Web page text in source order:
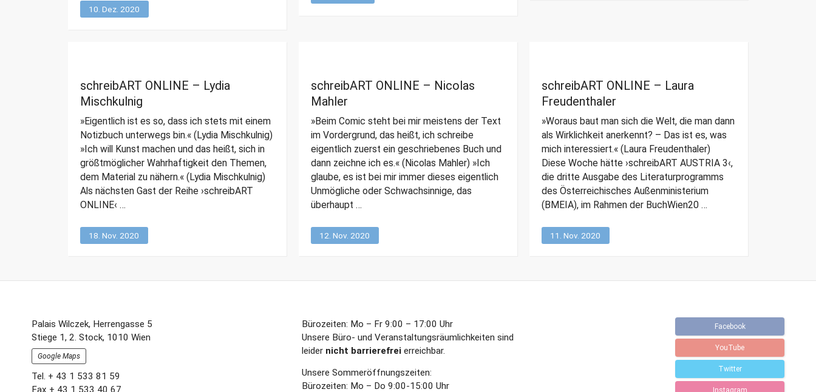
10. Dez. 2020
schreibART ONLINE – Lydia
Mischkulnig
»Eigentlich ist es so, dass ich stets mit einem
Notizbuch unterwegs bin.« (Lydia Mischkulnig)
»Ich will Kunst machen und das heißt, sich in
größtmöglicher Wahrhaftigkeit den Themen,
dem Material zu nähern.« (Lydia Mischkulnig)
Als nächsten Gast der Reihe ›schreibART
ONLINE‹ …
18. Nov. 2020
schreibART ONLINE – Nicolas
Mahler
»Beim Comic steht bei mir meistens der Text
im Vordergrund, das heißt, ich schreibe
eigentlich zuerst ein geschriebenes Buch und
dann zeichne ich es.« (Nicolas Mahler) »Ich
glaube, es ist bei mir immer dieses eigentlich
Unmögliche oder Schwachsinnige, das
überhaupt …
12. Nov. 2020
schreibART ONLINE – Laura
Freudenthaler
»Woraus baut man sich die Welt, die man dann
als Wirklichkeit anerkennt? – Das ist es, was
mich interessiert.« (Laura Freudenthaler)
Diese Woche hätte ›schreibART AUSTRIA 3‹,
die dritte Ausgabe des Literaturprogramms
des Österreichisches Außenministerium
(BMEIA), im Rahmen der BuchWien20 …
11. Nov. 2020
Footer-
Section
Palais Wilczek, Herrengasse 5
Stiege 1, 2. Stock, 1010 Wien
Google Maps
Tel. + 43 1 533 81 59
Fax + 43 1 533 40 67
Bürozeiten: Mo – Fr 9:00 – 17:00 Uhr
Unsere Büro- und Veranstaltungsräumlichkeiten sind
leider nicht barrierefrei erreichbar.
Unsere Sommeröffnungszeiten:
Bürozeiten: Mo – Do 9:00-15:00 Uhr
Facebook
YouTube
Twitter
Instagram